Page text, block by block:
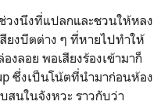
วงนึงที่แปลกและชวนให้หลง
สียงบีตต่าง ๆ ที่หายไปทำให้
งลอย พอเสียงร้องเข้ามาก็
ซึ่งเป็นโน้ตที่นำมาก่อนห้อง
สนในจังหวะ ราวกับว่า